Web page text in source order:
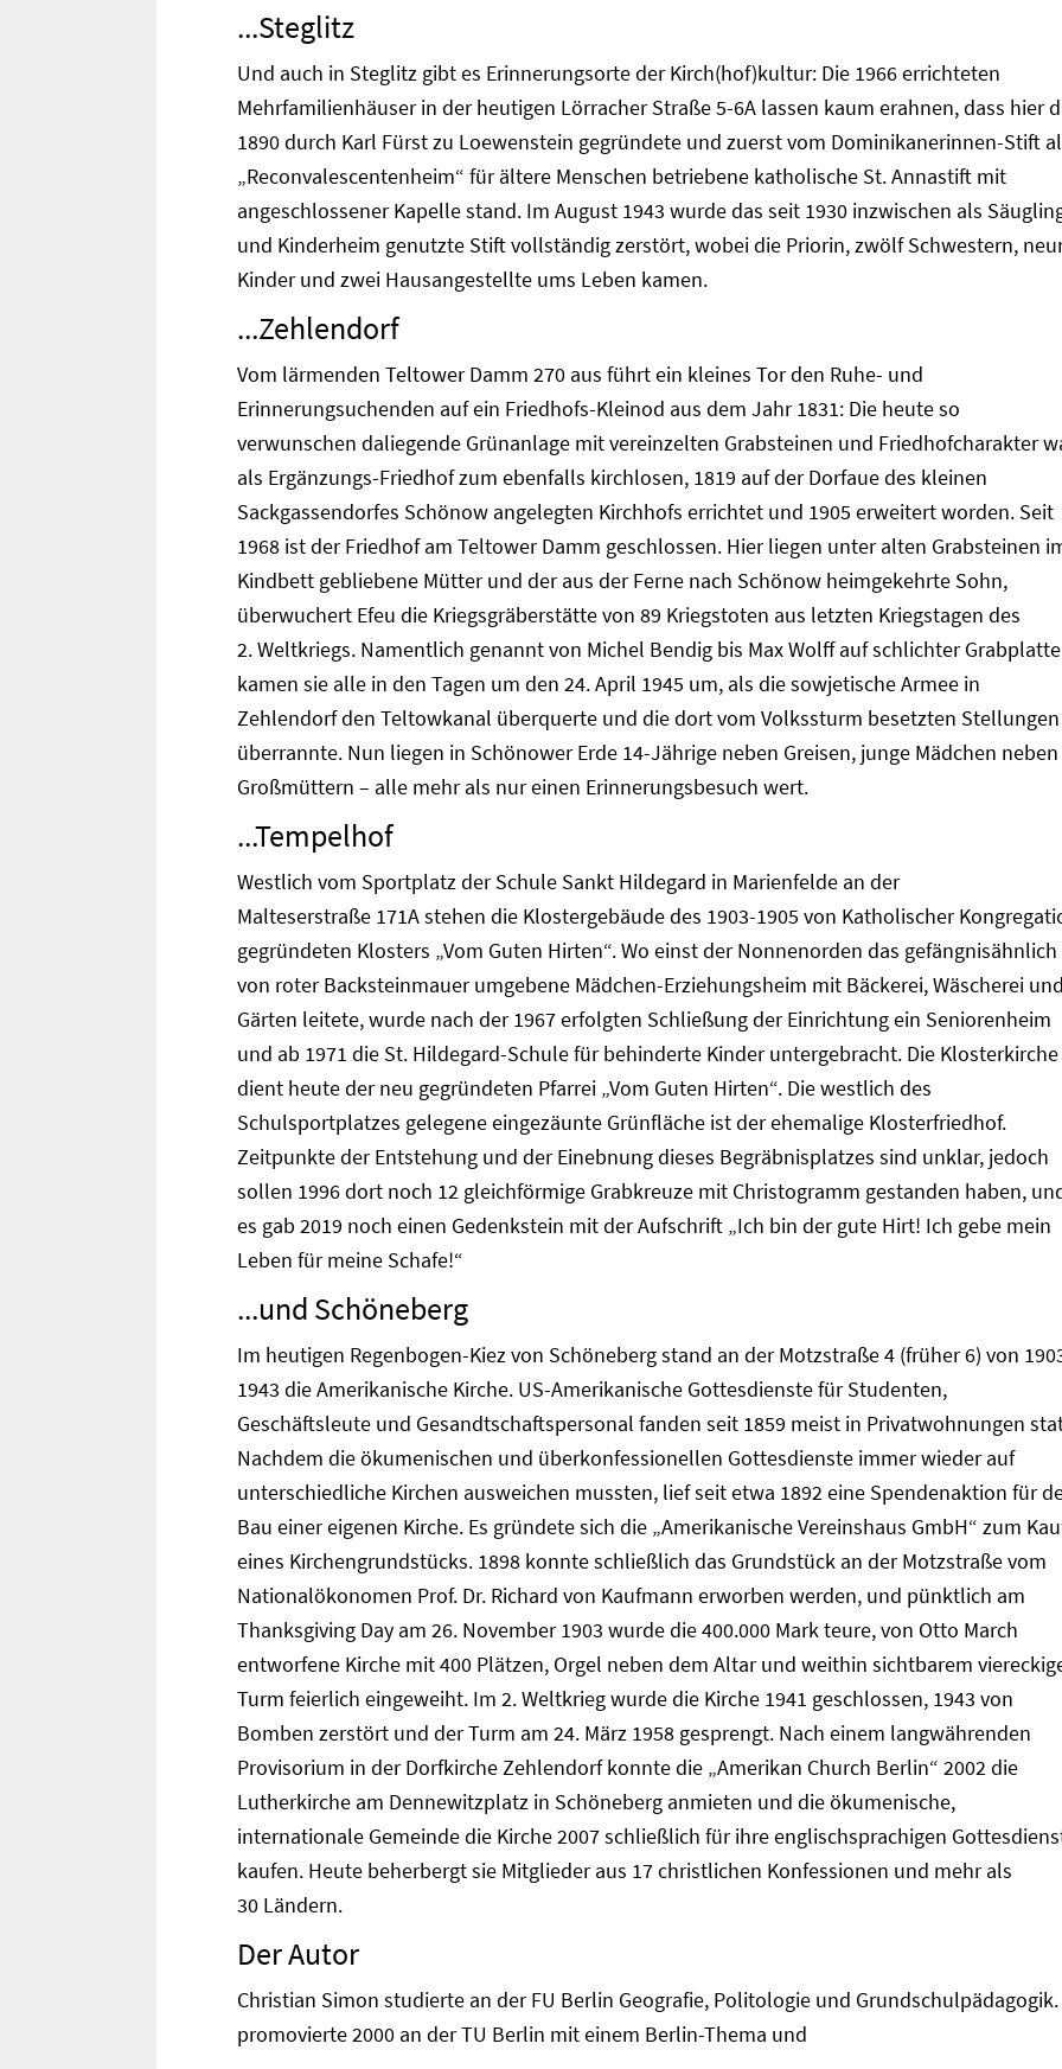
...Steglitz
Und auch in Steglitz gibt es Erinnerungsorte der Kirch(hof)kultur: Die 1966 errichteten
Mehrfamilienhäuser in der heutigen Lörracher Straße 5-6A lassen kaum erahnen, dass hier
1890 durch Karl Fürst zu Loewenstein gegründete und zuerst vom Dominikanerinnen-Stift
„Reconvalescentenheim“ für ältere Menschen betriebene katholische St. Annastift mit
angeschlossener Kapelle stand. Im August 1943 wurde das seit 1930 inzwischen als
und Kinderheim genutzte Stift vollständig zerstört, wobei die Priorin, zwölf Schwestern,
Kinder und zwei Hausangestellte ums Leben kamen.
...Zehlendorf
Vom lärmenden Teltower Damm 270 aus führt ein kleines Tor den Ruhe- und
Erinnerungsuchenden auf ein Friedhofs-Kleinod aus dem Jahr 1831: Die heute so
verwunschen daliegende Grünanlage mit vereinzelten Grabsteinen und Friedhofcharakter
als Ergänzungs-Friedhof zum ebenfalls kirchlosen, 1819 auf der Dorfaue des kleinen
Sackgassendorfes Schönow angelegten Kirchhofs errichtet und 1905 erweitert worden. Seit
1968 ist der Friedhof am Teltower Damm geschlossen. Hier liegen unter alten Grabsteinen
Kindbett gebliebene Mütter und der aus der Ferne nach Schönow heimgekehrte Sohn,
überwuchert Efeu die Kriegsgräberstätte von 89 Kriegstoten aus letzten Kriegstagen des
2. Weltkriegs. Namentlich genannt von Michel Bendig bis Max Wolff auf schlichter
kamen sie alle in den Tagen um den 24. April 1945 um, als die sowjetische Armee in
Zehlendorf den Teltowkanal überquerte und die dort vom Volkssturm besetzten Stellungen
überrannte. Nun liegen in Schönower Erde 14-Jährige neben Greisen, junge Mädchen neben
Großmüttern – alle mehr als nur einen Erinnerungsbesuch wert.
...Tempelhof
Westlich vom Sportplatz der Schule Sankt Hildegard in Marienfelde an der
Malteserstraße 171A stehen die Klostergebäude des 1903-1905 von Katholischer
gegründeten Klosters „Vom Guten Hirten“. Wo einst der Nonnenorden das gefängnisähnlich
von roter Backsteinmauer umgebene Mädchen-Erziehungsheim mit Bäckerei, Wäscherei und
Gärten leitete, wurde nach der 1967 erfolgten Schließung der Einrichtung ein Seniorenheim
und ab 1971 die St. Hildegard-Schule für behinderte Kinder untergebracht. Die Klosterkirche
dient heute der neu gegründeten Pfarrei „Vom Guten Hirten“. Die westlich des
Schulsportplatzes gelegene eingezäunte Grünfläche ist der ehemalige Klosterfriedhof.
Zeitpunkte der Entstehung und der Einebnung dieses Begräbnisplatzes sind unklar, jedoch
sollen 1996 dort noch 12 gleichförmige Grabkreuze mit Christogramm gestanden haben,
es gab 2019 noch einen Gedenkstein mit der Aufschrift „Ich bin der gute Hirt! Ich gebe mein
Leben für meine Schafe!“
...und Schöneberg
Im heutigen Regenbogen-Kiez von Schöneberg stand an der Motzstraße 4 (früher 6) von
1943 die Amerikanische Kirche. US-Amerikanische Gottesdienste für Studenten,
Geschäftsleute und Gesandtschaftspersonal fanden seit 1859 meist in Privatwohnungen
Nachdem die ökumenischen und überkonfessionellen Gottesdienste immer wieder auf
unterschiedliche Kirchen ausweichen mussten, lief seit etwa 1892 eine Spendenaktion für
Bau einer eigenen Kirche. Es gründete sich die „Amerikanische Vereinshaus GmbH“ zum
eines Kirchengrundstücks. 1898 konnte schließlich das Grundstück an der Motzstraße vom
Nationalökonomen Prof. Dr. Richard von Kaufmann erworben werden, und pünktlich am
Thanksgiving Day am 26. November 1903 wurde die 400.000 Mark teure, von Otto March
entworfene Kirche mit 400 Plätzen, Orgel neben dem Altar und weithin sichtbarem
Turm feierlich eingeweiht. Im 2. Weltkrieg wurde die Kirche 1941 geschlossen, 1943 von
Bomben zerstört und der Turm am 24. März 1958 gesprengt. Nach einem langwährenden
Provisorium in der Dorfkirche Zehlendorf konnte die „Amerikan Church Berlin“ 2002 die
Lutherkirche am Dennewitzplatz in Schöneberg anmieten und die ökumenische,
internationale Gemeinde die Kirche 2007 schließlich für ihre englischsprachigen
kaufen. Heute beherbergt sie Mitglieder aus 17 christlichen Konfessionen und mehr als
30 Ländern.
Der Autor
Christian Simon studierte an der FU Berlin Geografie, Politologie und Grundschulpädagogik.
promovierte 2000 an der TU Berlin mit einem Berlin-Thema und